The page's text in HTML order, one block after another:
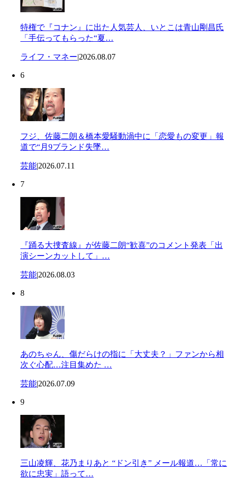
特権で『コナン』に出た人気芸人、いとこは青山剛昌氏
「手伝ってもらった“夏…
ライフ・マネー|2026.08.07
6
フジ、佐藤二朗＆橋本愛騒動渦中に「恋愛もの変更」報
道で“月9ブランド失墜…
芸能|2026.07.11
7
『踊る大捜査線』が佐藤二朗“歓喜”のコメント発表「出
演シーンカットして」…
芸能|2026.08.03
8
あのちゃん、傷だらけの指に「大丈夫？」ファンから相
次ぐ心配…注目集めた …
芸能|2026.07.09
9
三山凌輝、花乃まりあと “ドン引き” メール報道…「常に
欲に忠実」語って…